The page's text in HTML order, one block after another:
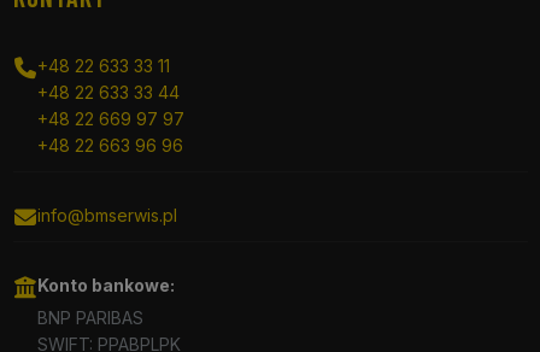
+48 22 633 33 11
+48 22 633 33 44
+48 22 669 97 97
+48 22 663 96 96
info@bmserwis.pl
Konto bankowe:
BNP PARIBAS
SWIFT: PPABPLPK